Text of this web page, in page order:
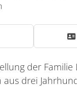
der Familie
aus drei